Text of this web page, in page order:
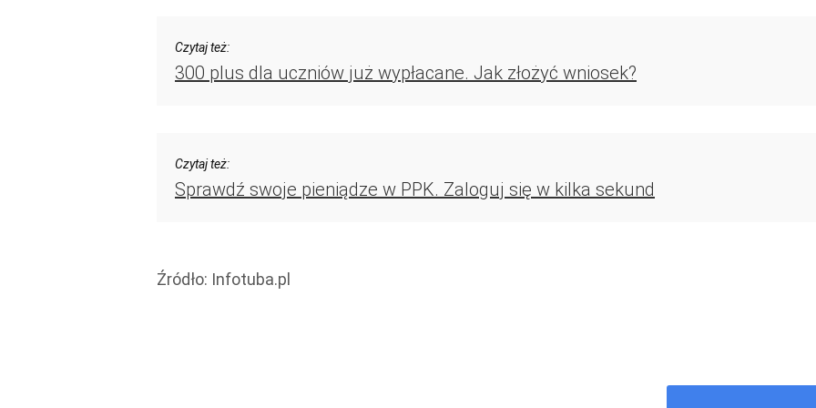
Czytaj też:
300 plus dla uczniów już wypłacane. Jak złożyć wniosek?
Czytaj też:
Sprawdź swoje pieniądze w PPK. Zaloguj się w kilka sekund
Źródło: Infotuba.pl